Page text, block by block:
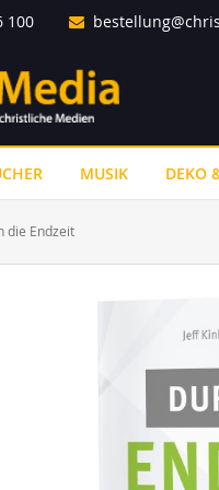
100
MUSIK DEKO
die Endzeit